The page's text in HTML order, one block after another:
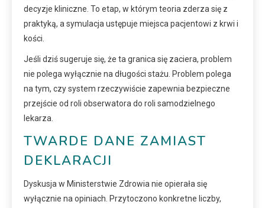
decyzje kliniczne. To etap, w którym teoria zderza się z
praktyką, a symulacja ustępuje miejsca pacjentowi z krwi i
kości.
Jeśli dziś sugeruje się, że ta granica się zaciera, problem
nie polega wyłącznie na długości stażu. Problem polega
na tym, czy system rzeczywiście zapewnia bezpieczne
przejście od roli obserwatora do roli samodzielnego
lekarza.
TWARDE DANE ZAMIAST
DEKLARACJI
Dyskusja w Ministerstwie Zdrowia nie opierała się
wyłącznie na opiniach. Przytoczono konkretne liczby,